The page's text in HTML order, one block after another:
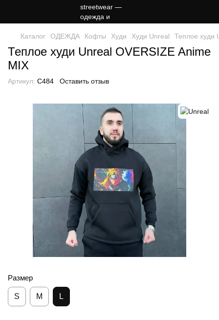
Каталог ОДЕЖДА Кофты Худи Худи Unreal Теплое худи
Теплое худи Unreal OVERSIZE Anime
MIX
Артикул: C484 Оставить отзыв
Размер
S M L